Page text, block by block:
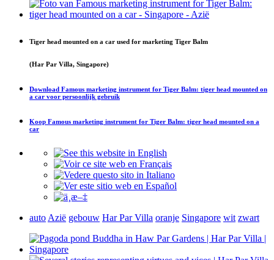
Tiger head mounted on a car used for marketing Tiger Balm
(Har Par Villa, Singapore)
Download Famous marketing instrument for Tiger Balm: tiger head mounted on
a car voor persoonlijk gebruik
Koop Famous marketing instrument for Tiger Balm: tiger head mounted on a
car
auto Azië gebouw Har Par Villa oranje Singapore wit zwart